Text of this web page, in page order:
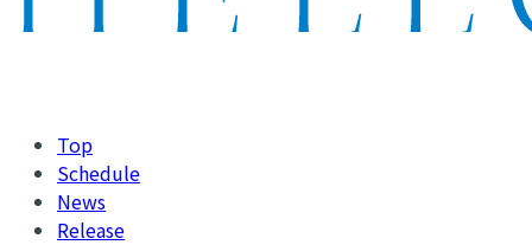
Top
Schedule
News
Release